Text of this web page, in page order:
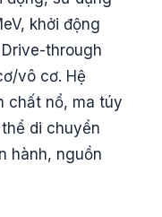
khởi động
through
vô cơ. Hệ
chất nổ, ma túy
di chuyển
hành, nguồn